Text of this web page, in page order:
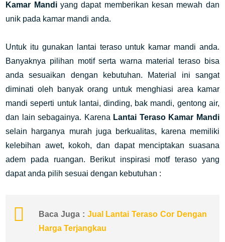
Kamar Mandiyang dapat memberikan kesan mewah dan
unik pada kamar mandi anda.
Untuk itu gunakan lantai teraso untuk kamar mandi anda.
Banyaknya pilihan motif serta warna material teraso bisa
anda sesuaikan dengan kebutuhan. Material ini sangat
diminati oleh banyak orang untuk menghiasi area kamar
mandi seperti untuk lantai, dinding, bak mandi, gentong air,
dan lain sebagainya. Karena Lantai Teraso Kamar Mandi
selain harganya murah juga berkualitas, karena memiliki
kelebihan awet, kokoh, dan dapat menciptakan suasana
adem pada ruangan. Berikut inspirasi motf teraso yang
dapat anda pilih sesuai dengan kebutuhan :
Baca Juga : Jual Lantai Teraso Cor Dengan
Harga Terjangkau